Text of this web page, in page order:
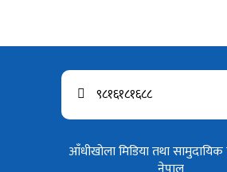
९८१६१८१६८८
आँधीखोला मिडिया तथा